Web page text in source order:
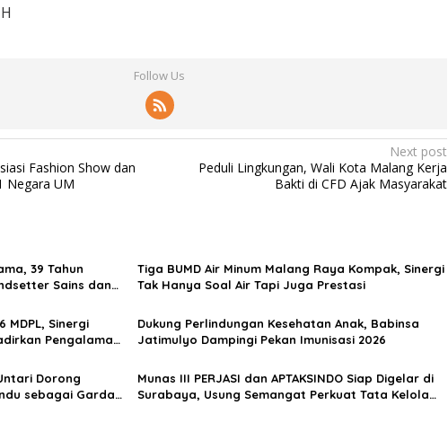
Follow Us
Fashion Show dan
Negara UM
Next post
Peduli Lingkungan, Wali Kota Malang Kerja
Bakti di CFD Ajak Masyarakat
39 Tahun
Sains dan
Tiga BUMD Air Minum Malang Raya Kompak, Sinergi
Tak Hanya Soal Air Tapi Juga Prestasi
MDPL, Sinergi
Pengalaman
Dukung Perlindungan Kesehatan Anak, Babinsa
Jatimulyo Dampingi Pekan Imunisasi 2026
Dorong
sebagai Garda
Munas III PERJASI dan APTAKSINDO Siap Digelar di
Surabaya, Usung Semangat Perkuat Tata Kelola